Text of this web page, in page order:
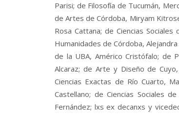
Parisi; de Filosofía de Tucumán,
de Artes de Córdoba, Miryam
Rosa Cattana; de Ciencias
Humanidades de Córdoba,
de la UBA, Américo Cristófalo; de
Alcaraz; de Arte y Diseño de
Ciencias Exactas de Río Cuarto,
Castellano; de Ciencias Sociales
Fernández; lxs ex decanxs y